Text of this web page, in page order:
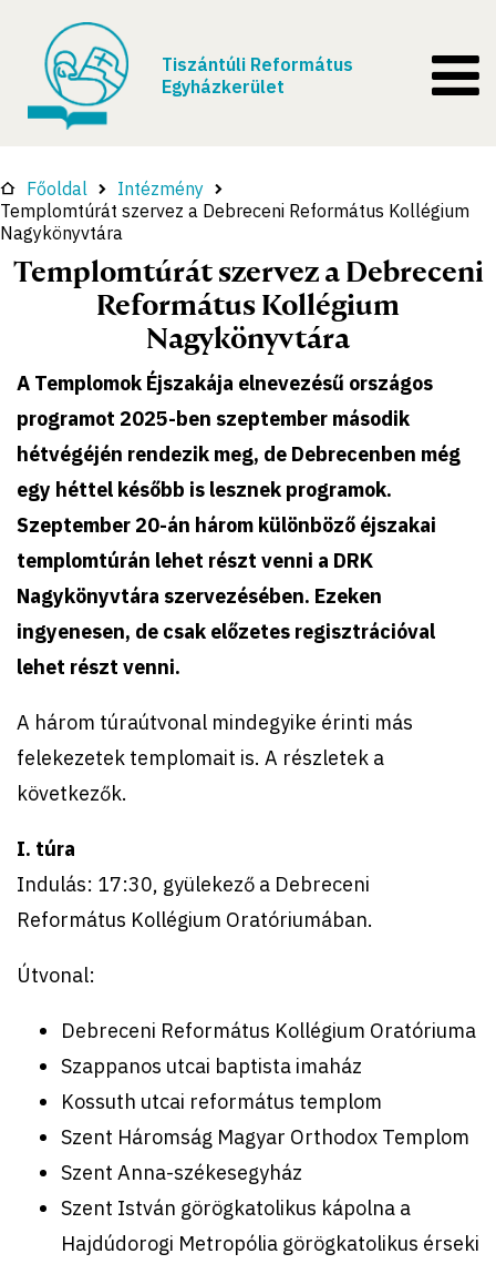
Tiszántúli Református
Egyházkerület
Főoldal
Intézmény
Templomtúrát szervez a Debreceni Református Kollégium
Nagykönyvtára
Templomtúrát szervez a Debreceni
Református Kollégium
Nagykönyvtára
A Templomok Éjszakája elnevezésű országos
programot 2025-ben szeptember második
hétvégéjén rendezik meg, de Debrecenben még
egy héttel később is lesznek programok.
Szeptember 20-án három különböző éjszakai
templomtúrán lehet részt venni a DRK
Nagykönyvtára szervezésében. Ezeken
ingyenesen, de csak előzetes regisztrációval
lehet részt venni.
A három túraútvonal mindegyike érinti más
felekezetek templomait is. A részletek a
következők.
I. túra
Indulás: 17:30, gyülekező a Debreceni
Református Kollégium Oratóriumában.
Útvonal:
Debreceni Református Kollégium Oratóriuma
Szappanos utcai baptista imaház
Kossuth utcai református templom
Szent Háromság Magyar Orthodox Templom
Szent Anna-székesegyház
Szent István görögkatolikus kápolna a
Hajdúdorogi Metropólia görögkatolikus érseki